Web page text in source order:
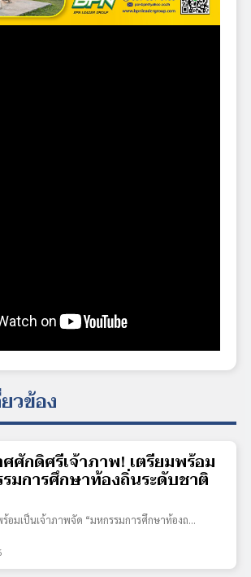
วข้อง
ศศักดิ์ศรีเจ้าภาพ! เตรียมพร้อม
มการศึกษาท้องถิ่นระดับชาติ
อมเป็นเจ้าภาพจัด “มหกรรมการศึกษาท้องถ…